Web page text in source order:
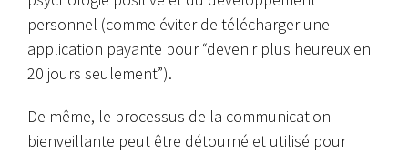
personnel (comme éviter de télécharger une
application payante pour “devenir plus heureux en
20 jours seulement”).
De même, le processus de la communication
bienveillante peut être détourné et utilisé pour